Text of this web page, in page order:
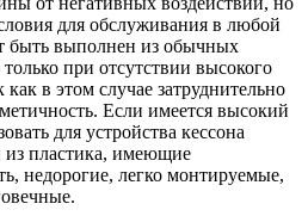
для обслуживания в любой
быть выполнен из обычных
при отсутствии высокого
в этом случае затруднительно
Если имеется высокий
для устройства кессона
из пластика, имеющие
недорогие, легко монтируемые,